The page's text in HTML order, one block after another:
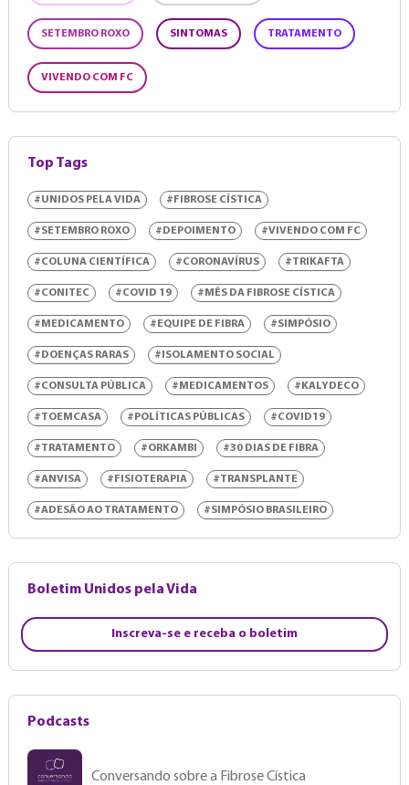
SETEMBRO ROXO SINTOMAS TRATAMENTO
VIVENDO COM FC
Top Tags
#UNIDOS PELA VIDA #FIBROSE CÍSTICA
#SETEMBRO ROXO #DEPOIMENTO #VIVENDO COM FC
#COLUNA CIENTÍFICA #CORONAVÍRUS #TRIKAFTA
#CONITEC #COVID 19 #MÊS DA FIBROSE CÍSTICA
#MEDICAMENTO #EQUIPE DE FIBRA #SIMPÓSIO
#DOENÇAS RARAS #ISOLAMENTO SOCIAL
#CONSULTA PÚBLICA #MEDICAMENTOS #KALYDECO
#TOEMCASA #POLÍTICAS PÚBLICAS #COVID19
#TRATAMENTO #ORKAMBI #30 DIAS DE FIBRA
#ANVISA #FISIOTERAPIA #TRANSPLANTE
#ADESÃO AO TRATAMENTO #SIMPÓSIO BRASILEIRO
Boletim Unidos pela Vida
Inscreva-se e receba o boletim
Podcasts
Conversando sobre a Fibrose Cística